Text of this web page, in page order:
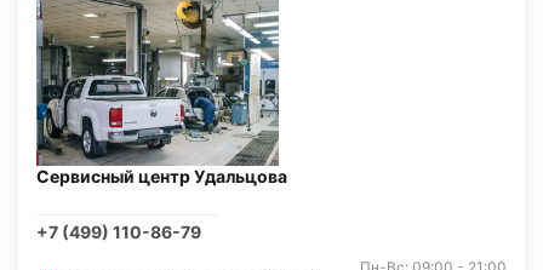
Сервисный центр Удальцова
+7 (499) 110-86-79